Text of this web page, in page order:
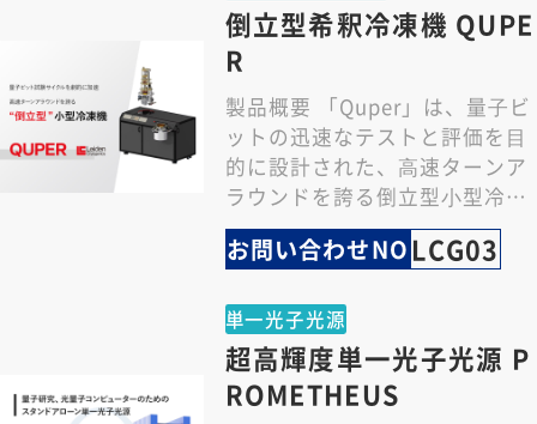
倒立型希釈冷凍機 QUPE
R
製品概要 「Quper」は、量⼦ビ
ットの迅速なテストと評価を⽬
的に設計された、⾼速ターンア
ラウンドを誇る倒立型⼩型冷凍
機です。 特長 圧倒的な冷却 /
昇温スピ…
お問い合わせNO LCG03
単一光子光源
超高輝度単一光子光源 P
ROMETHEUS